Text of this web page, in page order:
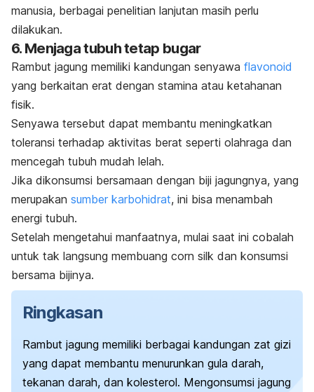
manusia, berbagai penelitian lanjutan masih perlu
dilakukan.
6. Menjaga tubuh tetap bugar
Rambut jagung memiliki kandungan senyawa flavonoid
yang berkaitan erat dengan stamina atau ketahanan
fisik.
Senyawa tersebut dapat membantu meningkatkan
toleransi terhadap aktivitas berat seperti olahraga dan
mencegah tubuh mudah lelah.
Jika dikonsumsi bersamaan dengan biji jagungnya, yang
merupakan sumber karbohidrat, ini bisa menambah
energi tubuh.
Setelah mengetahui manfaatnya, mulai saat ini cobalah
untuk tak langsung membuang corn silk dan konsumsi
bersama bijinya.
Ringkasan
Rambut jagung memiliki berbagai kandungan zat gizi
yang dapat membantu menurunkan gula darah,
tekanan darah, dan kolesterol. Mengonsumsi jagung